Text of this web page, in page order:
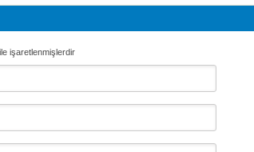
ile işaretlenmişlerdir